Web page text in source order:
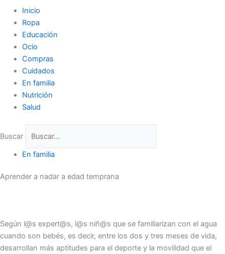
Inicio
Ropa
Educación
Ocio
Compras
Cuidados
En familia
Nutrición
Salud
Buscar
En familia
Aprender a nadar a edad temprana
Según l@s expert@s, l@s niñ@s que se familiarizan con el agua
cuando son bebés, es decir, entre los dos y tres meses de vida,
desarrollan más aptitudes para el deporte y la movilidad que el